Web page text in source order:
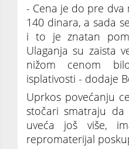
- Cena je do pre dva
140 dinara, a sada
i to je znatan
Ulaganja su zaista
nižom cenom
isplativosti - dodaje
Uprkos povećanju
stočari smatraju
uveća još više,
repromaterijal